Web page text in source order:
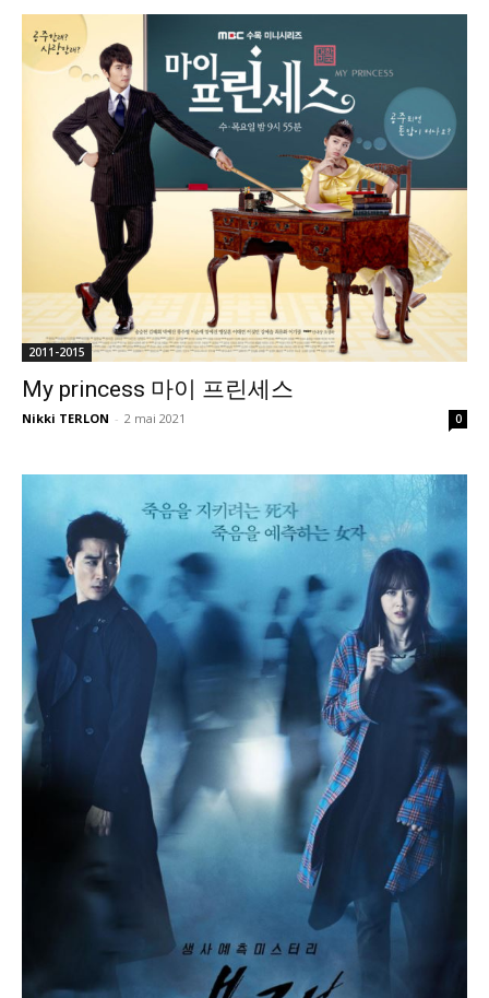
2011-2015
My princess 마이 프린세스
Nikki TERLON - 2 mai 2021 0